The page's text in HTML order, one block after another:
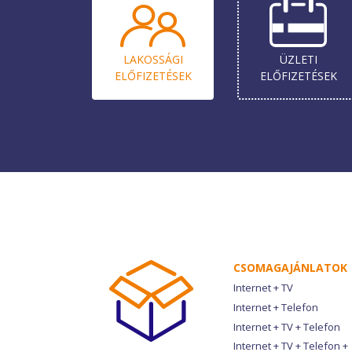
LAKOSSÁGI
ELŐ­FIZETÉSEK
ÜZLETI
ELŐ­FIZETÉSEK
CSOMAG­AJÁNLATOK
Internet + TV
Internet + Telefon
Internet + TV + Telefon
Internet + TV + Telefon +